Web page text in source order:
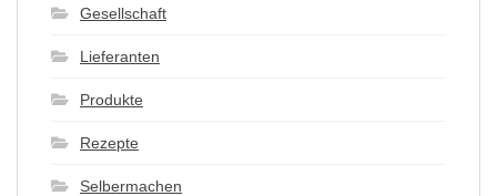
Gesellschaft
Lieferanten
Produkte
Rezepte
Selbermachen